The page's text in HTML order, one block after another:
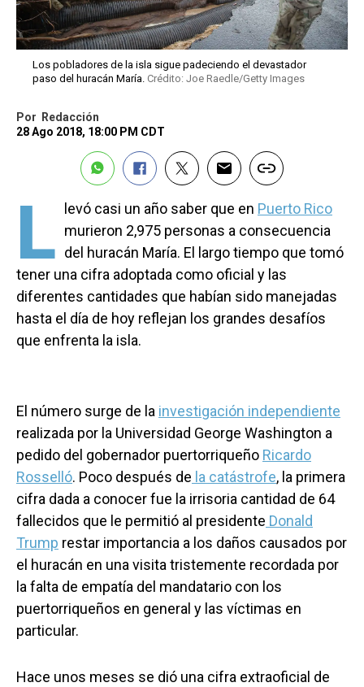
Los pobladores de la isla sigue padeciendo el devastador
paso del huracán María. Crédito: Joe Raedle/Getty Images
Por
Redacción
28 Ago 2018, 18:00 PM CDT
L levó casi un año saber que en Puerto Rico
murieron 2,975 personas a consecuencia
del huracán María. El largo tiempo que tomó
tener una cifra adoptada como oficial y las
diferentes cantidades que habían sido manejadas
hasta el día de hoy reflejan los grandes desafíos
que enfrenta la isla.
El número surge de la investigación independiente
realizada por la Universidad George Washington a
pedido del gobernador puertorriqueño Ricardo
Rosselló. Poco después de la catástrofe, la primera
cifra dada a conocer fue la irrisoria cantidad de 64
fallecidos que le permitió al presidente Donald
Trump restar importancia a los daños causados por
el huracán en una visita tristemente recordada por
la falta de empatía del mandatario con los
puertorriqueños en general y las víctimas en
particular.
Hace unos meses se dió una cifra extraoficial de